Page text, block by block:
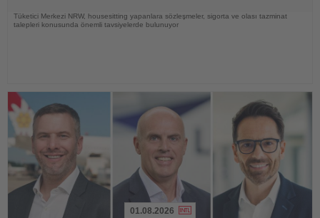
Tüketici Merkezi NRW, housesitting yapanlara sözleşmeler, sigorta ve olası tazminat
talepleri konusunda önemli tavsiyelerde bulunuyor
01.08.2026